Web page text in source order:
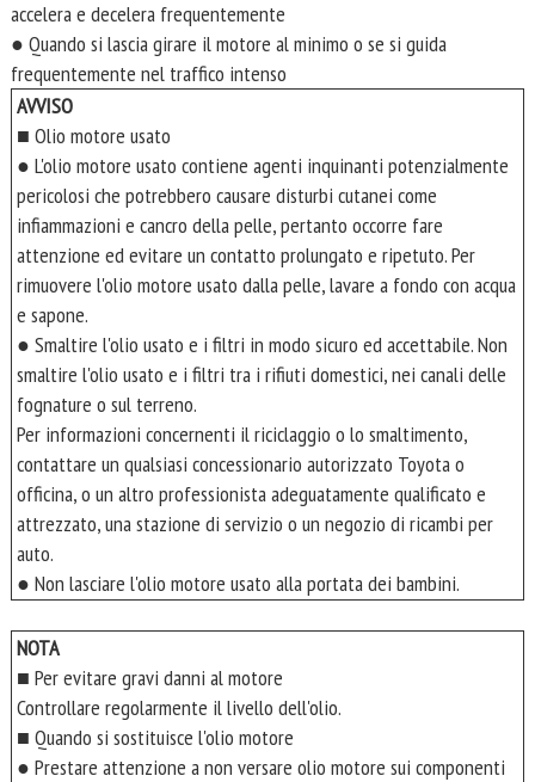
accelera e decelera frequentemente
● Quando si lascia girare il motore al minimo o se si guida
frequentemente nel traffico intenso
AVVISO
■ Olio motore usato
● L'olio motore usato contiene agenti inquinanti potenzialmente
pericolosi che potrebbero causare disturbi cutanei come
infiammazioni e cancro della pelle, pertanto occorre fare
attenzione ed evitare un contatto prolungato e ripetuto. Per
rimuovere l'olio motore usato dalla pelle, lavare a fondo con acqua
e sapone.
● Smaltire l'olio usato e i filtri in modo sicuro ed accettabile. Non
smaltire l'olio usato e i filtri tra i rifiuti domestici, nei canali delle
fognature o sul terreno.
Per informazioni concernenti il riciclaggio o lo smaltimento,
contattare un qualsiasi concessionario autorizzato Toyota o
officina, o un altro professionista adeguatamente qualificato e
attrezzato, una stazione di servizio o un negozio di ricambi per
auto.
● Non lasciare l'olio motore usato alla portata dei bambini.
NOTA
■ Per evitare gravi danni al motore
Controllare regolarmente il livello dell'olio.
■ Quando si sostituisce l'olio motore
● Prestare attenzione a non versare olio motore sui componenti